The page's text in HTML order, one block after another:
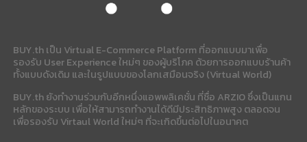
BUY.th เป็น Virtual E-Commerce Platform ที่ออกแบบมาเพื่อ
รองรับ User Experience ใหม่ๆ ของผู้บริโภค ด้วยการออกแบบร้านค้า
ทั้งแบบดังเดิม และในรูปแบบของโลกเสมือนจริง (Virtual World)
BUY.th ยังทำงานร่วมกับอีกหนึ่งแอพพลิเคชั่น ที่ชื่อ ARZIO ซึ่งเป็นแกน
หลักของระบบ เพื่อให้สามารถทำงานได้ดีมีประสิทธิภาพสูง ตลอดจน
เพื่อรองรับ Virtaul World ใหม่ๆ ที่จะเกิดขึ้นต่อไปในอนาคต